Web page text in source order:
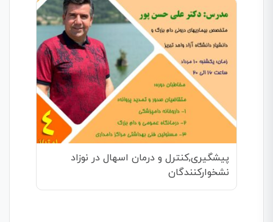
پیشگیری,کنترل و درمان اسهال در نوزاد
نشخوارکنندگان